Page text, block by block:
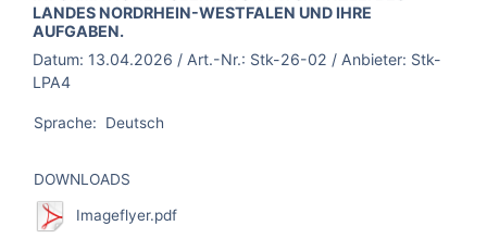
LANDES NORDRHEIN-WESTFALEN UND IHRE
AUFGABEN.
Datum: 13.04.2026 / Art.-Nr.: Stk-26-02 / Anbieter: Stk-
LPA4
Sprache: Deutsch
DOWNLOADS
Imageflyer.pdf